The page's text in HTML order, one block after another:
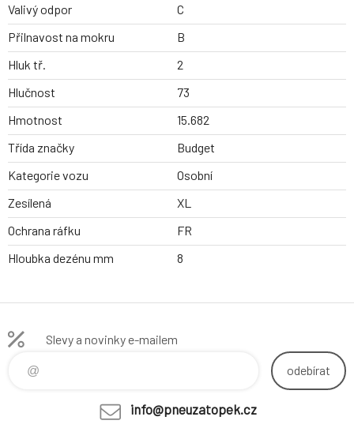
Valivý odpor
C
Přilnavost na mokru
B
Hluk tř.
2
Hlučnost
73
Hmotnost
15.682
Třída značky
Budget
Kategorie vozu
Osobní
Zesílená
XL
Ochrana ráfku
FR
Hloubka dezénu mm
8
Slevy a novinky e-mailem
odebírat
info@pneuzatopek.cz